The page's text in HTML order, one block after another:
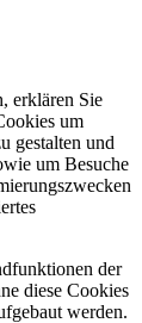
erklären Sie
um
gestalten und
um Besuche
der
diese Cookies
werden.